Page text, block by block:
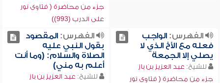
جزء من محاضرة ( فتاوى نور
على الدرب (993))
الفهرس:الواجب
فعله مع الأخ الذي لا
يصلي إلا الجمعة
للشيخ: عبد العزيز بن باز
جزء من محاضرة ( فتاوى نور
الفهرس:المقصود
بقول النبي عليه
الصلاة والسلام: (وما أنت
أعلم به مني)
للشيخ: عبد العزيز بن باز